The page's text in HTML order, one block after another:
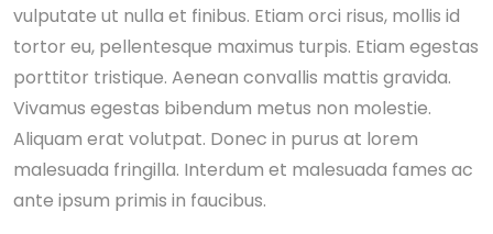
vulputate ut nulla et finibus. Etiam orci risus, mollis id
tortor eu, pellentesque maximus turpis. Etiam egestas
porttitor tristique. Aenean convallis mattis gravida.
Vivamus egestas bibendum metus non molestie.
Aliquam erat volutpat. Donec in purus at lorem
malesuada fringilla. Interdum et malesuada fames ac
ante ipsum primis in faucibus.